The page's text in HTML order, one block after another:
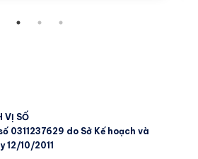
VỊ SỐ
0311237629 do Sở Kế hoạch và
12/10/2011